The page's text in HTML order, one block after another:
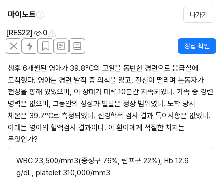
마이노트 나가기
[RES22] 0
정답 확인
생후 6개월된 영아가 39.8°C의 고열을 동반한 경련으로 응급실에
도착했다. 영아는 경련 발작 중 의식을 잃고, 전신이 떨리며 눈동자가
천장을 향해 있었으며, 이 상태가 대략 10분간 지속되었다. 가족 중 경련
병력은 없으며, 그동안의 성장과 발달은 정상 범위였다. 도착 당시
체온은 39.7°C로 측정되었다. 신경학적 검사 결과 특이사항은 없었다.
아래는 영아의 혈액검사 결과이다. 이 환아에게 적절한 처치는
무엇인가?
WBC 23,500/mm3(중성구 76%, 림프구 22%), Hb 12.9
g/dL, platelet 310,000/mm3